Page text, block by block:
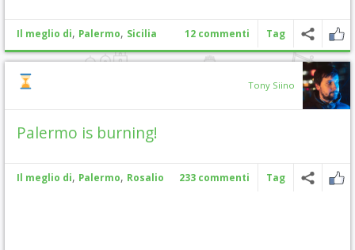
Il meglio di, Palermo, Sicilia 12 commenti Tag
Tony Siino
Palermo is burning!
Il meglio di, Palermo, Rosalio 233 commenti Tag